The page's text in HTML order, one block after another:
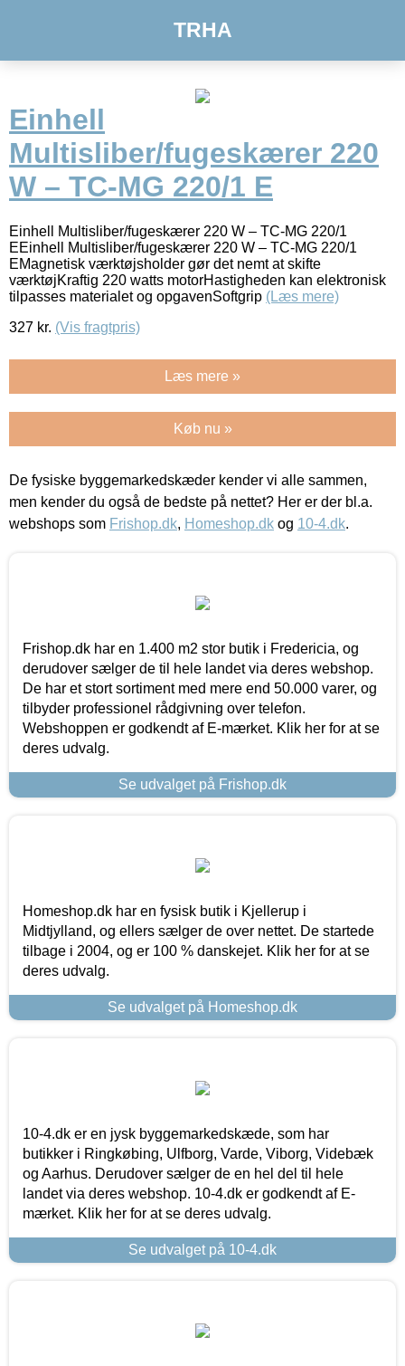
TRHA
Einhell
Multisliber/fugeskærer 220
W – TC-MG 220/1 E
Einhell Multisliber/fugeskærer 220 W – TC-MG 220/1
EEinhell Multisliber/fugeskærer 220 W – TC-MG 220/1
EMagnetisk værktøjsholder gør det nemt at skifte
værktøjKraftig 220 watts motorHastigheden kan elektronisk
tilpasses materialet og opgavenSoftgrip (Læs mere)
327 kr. (Vis fragtpris)
Læs mere »
Køb nu »
De fysiske byggemarkedskæder kender vi alle sammen,
men kender du også de bedste på nettet? Her er der bl.a.
webshops som Frishop.dk, Homeshop.dk og 10-4.dk.
Frishop.dk har en 1.400 m2 stor butik i Fredericia, og
derudover sælger de til hele landet via deres webshop.
De har et stort sortiment med mere end 50.000 varer, og
tilbyder professionel rådgivning over telefon.
Webshoppen er godkendt af E-mærket. Klik her for at se
deres udvalg.
Se udvalget på Frishop.dk
Homeshop.dk har en fysisk butik i Kjellerup i
Midtjylland, og ellers sælger de over nettet. De startede
tilbage i 2004, og er 100 % danskejet. Klik her for at se
deres udvalg.
Se udvalget på Homeshop.dk
10-4.dk er en jysk byggemarkedskæde, som har
butikker i Ringkøbing, Ulfborg, Varde, Viborg, Videbæk
og Aarhus. Derudover sælger de en hel del til hele
landet via deres webshop. 10-4.dk er godkendt af E-
mærket. Klik her for at se deres udvalg.
Se udvalget på 10-4.dk